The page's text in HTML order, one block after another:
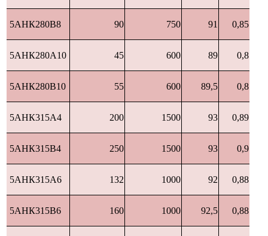
5АНК280В8 90 750 91 0,85
5АНК280А10 45 600 89 0,8
5АНК280В10 55 600 89,5 0,8
5АНК315А4 200 1500 93 0,89
5АНК315В4 250 1500 93 0,9
5АНК315А6 132 1000 92 0,88
5АНК315В6 160 1000 92,5 0,88